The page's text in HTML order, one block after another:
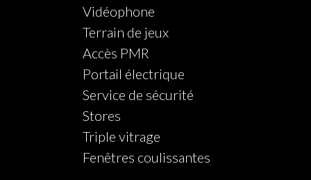
Vidéophone
Terrain de jeux
Accès PMR
Portail électrique
Service de sécurité
Stores
Triple vitrage
Fenêtres coulissantes